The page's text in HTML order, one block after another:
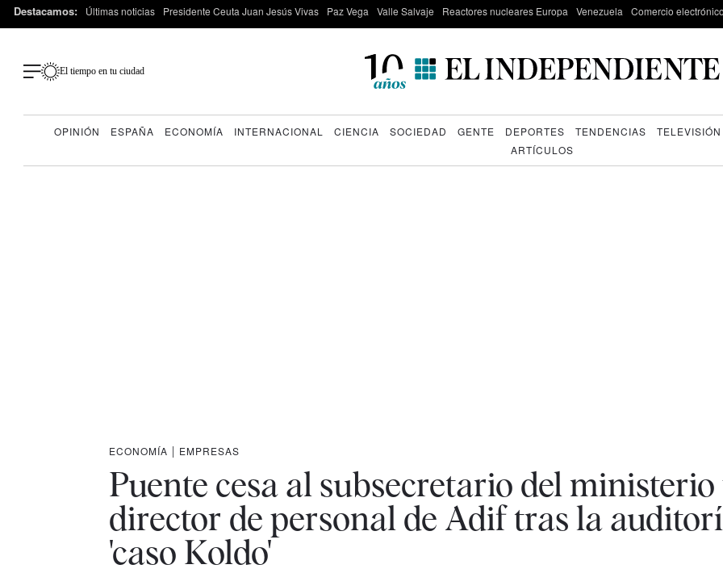
Destacamos: Últimas noticias Presidente Ceuta Juan Jesús Vivas Paz Vega Valle Salvaje Reactores nucleares Europa Venezuela Comercio electrónico
El tiempo en tu ciudad
OPINIÓN ESPAÑA ECONOMÍA INTERNACIONAL CIENCIA SOCIEDAD GENTE DEPORTES TENDENCIAS TELEVISIÓN
ARTÍCULOS
ECONOMÍA | EMPRESAS
Puente cesa al subsecretario del
director de personal de Adif tras la
'caso Koldo'